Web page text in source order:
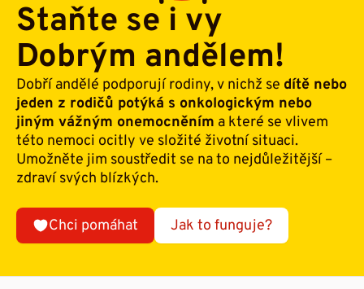
Staňte se i vy
Dobrým andělem!
Dobří andělé podporují rodiny, v nichž se dítě nebo
jeden z rodičů potýká s onkologickým nebo
jiným vážným onemocněním a které se vlivem
této nemoci ocitly ve složité životní situaci.
Umožněte jim soustředit se na to nejdůležitější –
zdraví svých blízkých.
Chci pomáhat Jak to funguje?